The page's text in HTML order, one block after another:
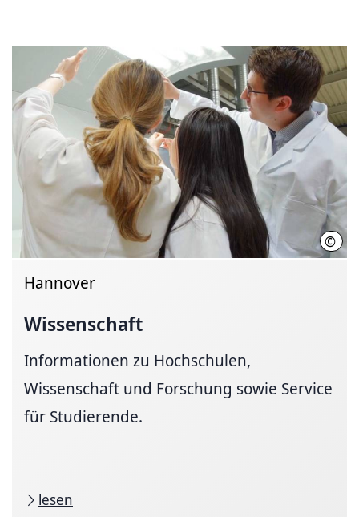
©
Hannover
Wissenschaft
Informationen zu Hochschulen,
Wissenschaft und Forschung sowie Service
für Studierende.
lesen